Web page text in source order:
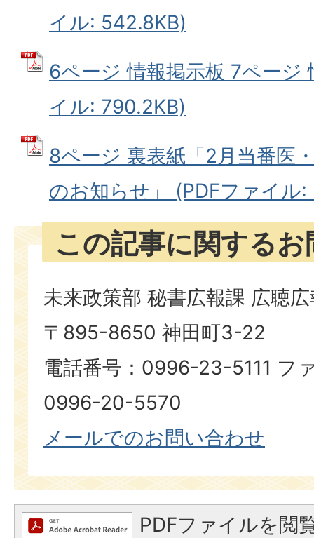
イル: 542.8KB)
6ページ 情報掲示板 7ページ
イル: 790.2KB)
8ページ 裏表紙「2月当番医
のお知らせ」 (PDFファイル
この記事に関する
未来政策部 秘書広報課 広聴
〒895-8650 神田町3-22
電話番号：0996-23-5111 フ
0996-20-5570
メールでのお問い合わせ
PDFファイルを閲